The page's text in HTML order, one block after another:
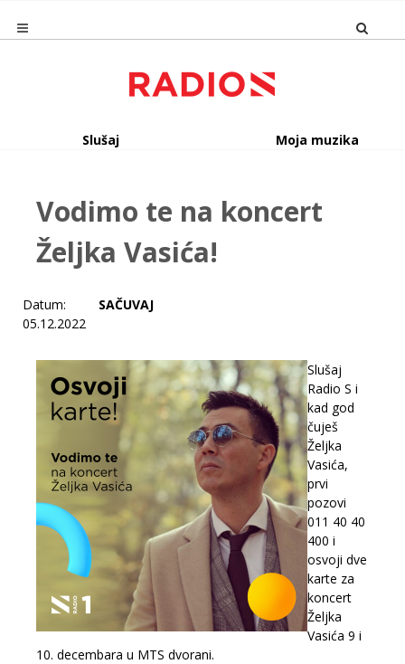
Slušaj Moja muzika
Vodimo te na koncert
Željka Vasića!
Datum:
05.12.2022
SAČUVAJ
Slušaj
Radio S i
kad god
čuješ
Željka
Vasića,
prvi
pozovi
011 40 40
400 i
osvoji dve
karte za
koncert
Željka
Vasića 9 i
10. decembara u MTS dvorani.